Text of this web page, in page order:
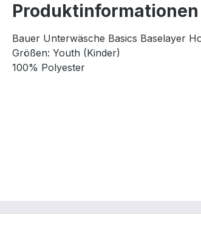
Bauer Unterwäsche Basics Baselayer
Größen: Youth (Kinder)
100% Polyester